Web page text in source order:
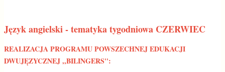
Język angielski - tematyka tygodniowa CZERWIEC
REALIZACJA PROGRAMU POWSZECHNEJ EDUKACJI
DWUJĘZYCZNEJ ,,BILINGERS'':